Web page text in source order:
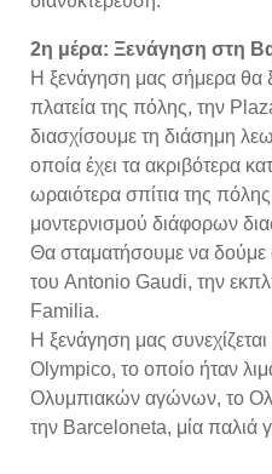
2η μέρα: Ξενάγηση στη
Η ξενάγηση μας σήμερα θα
πλατεία της πόλης, την
διασχίσουμε τη διάσημη
οποία έχει τα ακριβότερα
ωραιότερα σπίτια της
μοντερνισμού διάφορων
Θα σταματήσουμε να δούμε
του Antonio Gaudi, την
Familia.
Η ξενάγηση μας
Olympico, το οποίο ήταν
Ολυμπιακών αγώνων, το
την Barceloneta, μία παλιά